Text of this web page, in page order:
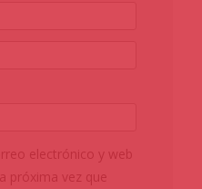
electrónico y web
próxima vez que